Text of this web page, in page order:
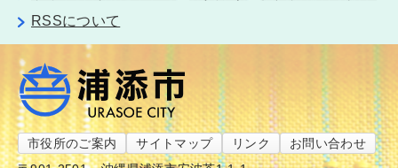
RSSについて
市役所のご案内 サイトマップ リンク
お問い合わせ